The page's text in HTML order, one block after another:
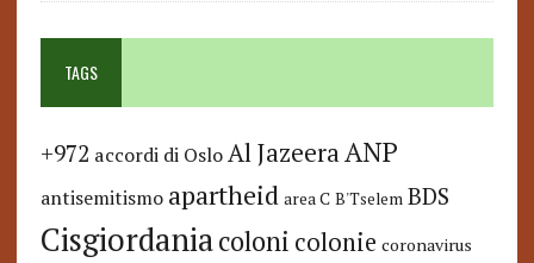
TAGS
+972 accordi di Oslo Al JazeeraANP
antisemitismo apartheid area C B'Tselem BDS
Cisgiordaniacoloni colonie coronavirus